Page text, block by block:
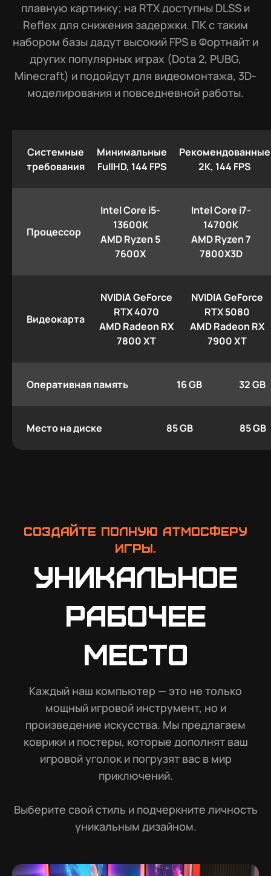
плавную картинку; на RTX доступны DLSS и
Reflex для снижения задержки. ПК с таким
набором базы дадут высокий FPS в Фортнайт и
других популярных играх (Dota 2, PUBG,
Minecraft) и подойдут для видеомонтажа, 3D-
моделирования и повседневной работы.
Системные
требования
Минимальные
FullHD, 144 FPS
Рекомендованные
2K, 144 FPS
Процессор
Intel Core i5-
13600K
AMD Ryzen 5
7600X
Intel Core i7-
14700K
AMD Ryzen 7
7800X3D
Видеокарта
NVIDIA GeForce
RTX 4070
AMD Radeon RX
7800 XT
NVIDIA GeForce
RTX 5080
AMD Radeon RX
7900 XT
Оперативная память 16 GB 32 GB
Место на диске 85 GB 85 GB
Создайте полную атмосферу
игры.
Уникальное
рабочее
место
Каждый наш компьютер — это не только
мощный игровой инструмент, но и
произведение искусства. Мы предлагаем
коврики и постеры, которые дополнят ваш
игровой уголок и погрузят вас в мир
приключений.
Выберите свой стиль и подчеркните личность
уникальным дизайном.